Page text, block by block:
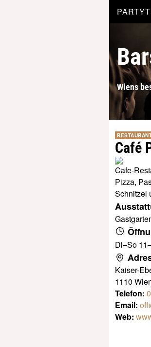
Wiens
Café
Cafe-
Pizza,
Schnitzel
Di–So
Kaiser-
1110
Telefon:
Email:
Web: